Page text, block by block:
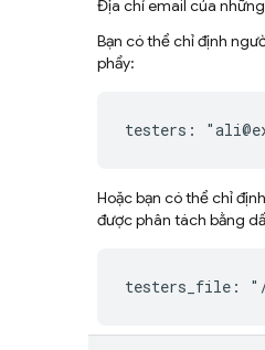
Địa chỉ email của
Bạn có thể chỉ định
phẩy:
testers:
Hoặc bạn có thể chỉ
được phân tách bằng
testers_file: